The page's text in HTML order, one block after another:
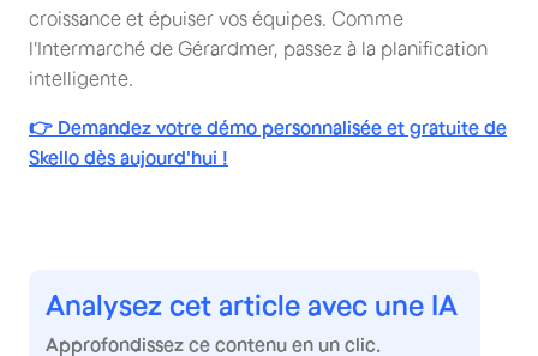
croissance et épuiser vos équipes. Comme
l'Intermarché de Gérardmer, passez à la planification
intelligente.
👉 Demandez votre démo personnalisée et gratuite de
Skello dès aujourd'hui !
Analysez cet article avec une IA
Approfondissez ce contenu en un clic.